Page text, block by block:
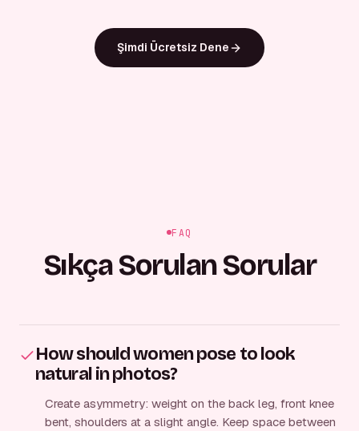
Şimdi Ücretsiz Dene
FAQ
Sıkça Sorulan Sorular
How should women pose to look
natural in photos?
Create asymmetry: weight on the back leg, front knee
bent, shoulders at a slight angle. Keep space between